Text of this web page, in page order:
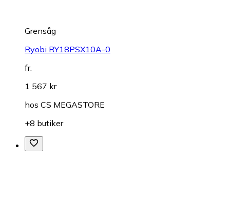
Grensåg
Ryobi RY18PSX10A-0
fr.
1 567 kr
hos CS MEGASTORE
+8 butiker